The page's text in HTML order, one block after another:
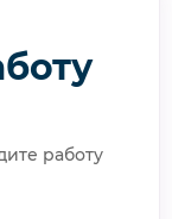
работу